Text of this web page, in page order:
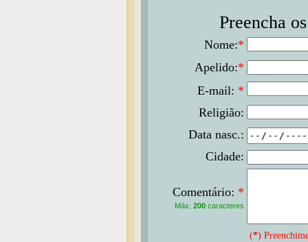
Preencha
Nome:*
Apelido:*
E-mail: *
Religião:
Data nasc.:
Cidade:
Comentário: *
Máx: 200 caracteres
(*)